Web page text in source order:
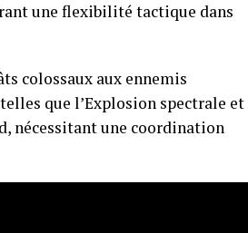
une flexibilité tactique dans
colossaux aux ennemis
que l’Explosion spectrale et
nécessitant une coordination